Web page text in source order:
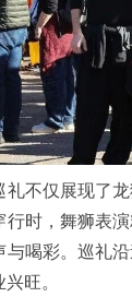
仅展现了龙
行时，舞狮表
与喝彩。巡礼
旺。